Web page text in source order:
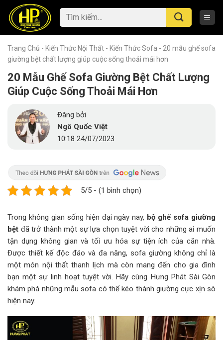
content
Tìm
kiếm:
Trang Chủ - Kiến Thức Nội Thất - Kiến Thức Sofa - 20 mẫu ghế sofa
giường bệt chất lượng giúp cuộc sống thoải mái hơn
20 Mẫu Ghế Sofa Giường Bệt Chất Lượng
Giúp Cuộc Sống Thoải Mái Hơn
Đăng bởi
Ngô Quốc Việt
10:18 24/07/2023
5/5 - (1 bình chọn)
Trong không gian sống hiện đại ngày nay, bộ ghế sofa giường
bệt đã trở thành một sự lựa chọn tuyệt vời cho những ai muốn
tận dụng không gian và tối ưu hóa sự tiện ích của căn nhà.
Được thiết kế độc đáo và đa năng, sofa giường không chỉ là
một món nội thất thanh lịch mà còn mang đến cho gia đình
bạn một sự linh hoạt tuyệt vời. Hãy cùng Hưng Phát Sài Gòn
khám phá những mẫu sofa có thể kéo thành giường cực xịn sò
hiện nay.